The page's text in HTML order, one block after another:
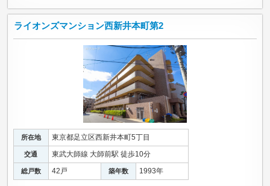
ライオンズマンション西新井本町第2
所在地 東京都足立区西新井本町5丁目
交通 東武大師線 大師前駅 徒歩10分
総戸数 42戸 築年数 1993年